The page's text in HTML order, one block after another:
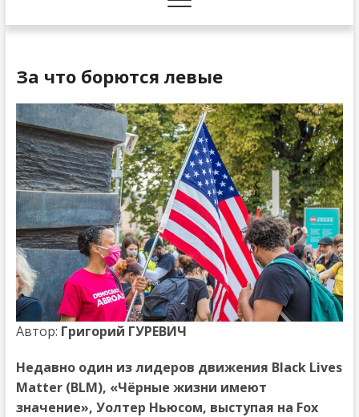
За что борются левые
Автор: Григорий ГУРЕВИЧ
Недавно один из лидеров движения Black Lives
Matter (BLM), «Чёрные жизни имеют
значение», Уолтер Ньюсом, выступая на Fox